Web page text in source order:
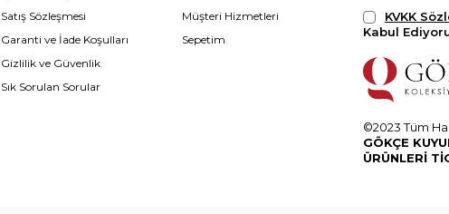
Satış Sözleşmesi
Garanti ve İade Koşulları
Gizlilik ve Güvenlik
Sık Sorulan Sorular
Müşteri Hizmetleri
Sepetim
KVKK
Kabul
©2023 Tüm
GÖKÇE
ÜRÜNLERİ